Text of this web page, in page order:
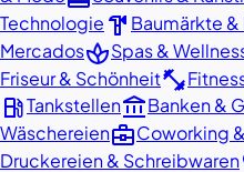
Technologie hardware Baumärkte &
MercadosspaSpas &
Friseur & Schönheitfitness_center
local_gas_stationTankstellenaccount_balanceBanken &
Wäschereienbusiness_centerCoworking
Druckereien & Schreibwaren